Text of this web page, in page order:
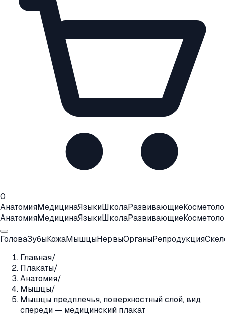
0
АнатомияМедицинаЯзыкиШколаРазвивающие
АнатомияМедицинаЯзыкиШколаРазвивающие
ГоловаЗубыКожаМышцыНервыОрганыРепродукция
Главная/
Плакаты/
Анатомия/
Мышцы/
Мышцы предплечья, поверхностный слой, вид
спереди — медицинский плакат